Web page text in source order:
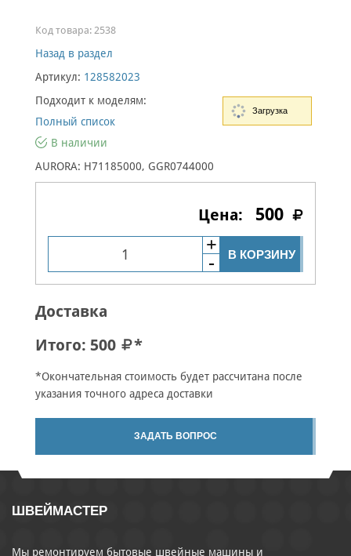
Код товара: 2538
Назад в раздел
Артикул: 128582023
Подходит к моделям:
Полный список
В наличии
AURORA: H71185000, GGR0744000
500
В КОРЗИНУ
Доставка
Итого: 500 *
*Окончательная стоимость будет рассчитана после
указания точного адреса доставки
ЗАДАТЬ ВОПРОС
ШВЕЙМАСТЕР
Мы ремонтируем бытовые швейные машины и
Загрузка